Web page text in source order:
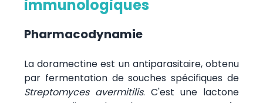
immunologiques
Pharmacodynamie
La doramectine est un antiparasitaire, obtenu
par fermentation de souches spécifiques de
Streptomyces avermitilis. C'est une lactone